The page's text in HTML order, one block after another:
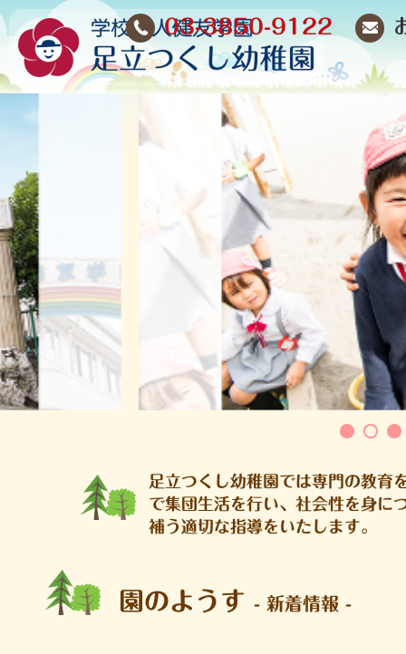
03-3850-9122
足立つくし幼稚園では専門の教育
で集団生活を行い、社会性を身に
補う適切な指導をいたします。
園のようす - 新着情報 -